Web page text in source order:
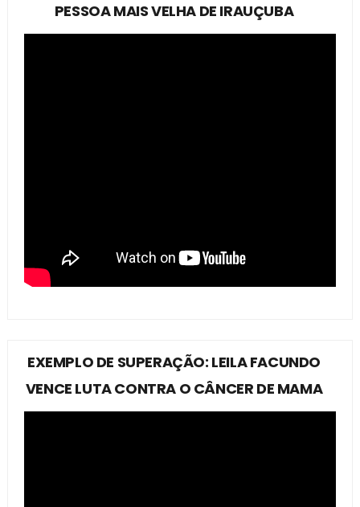
PESSOA MAIS VELHA DE IRAUÇUBA
EXEMPLO DE SUPERAÇÃO: LEILA FACUNDO
VENCE LUTA CONTRA O CÂNCER DE MAMA